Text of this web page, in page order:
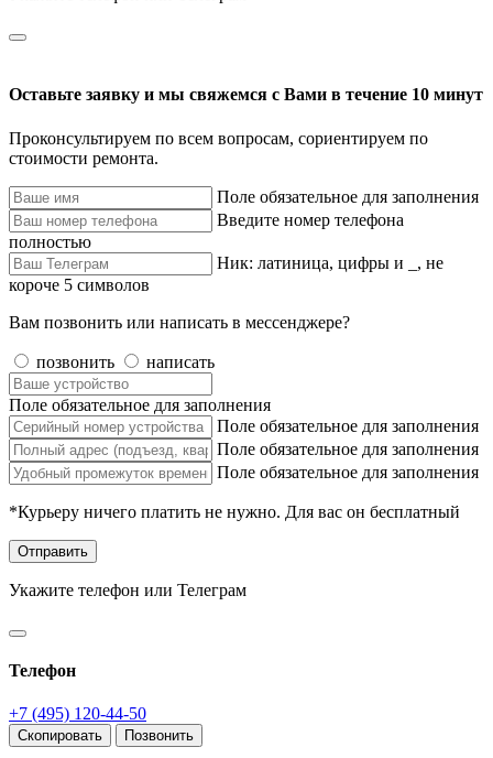
Оставьте заявку и мы свяжемся с Вами в течение 10 минут
Проконсультируем по всем вопросам, сориентируем по
стоимости ремонта.
Поле обязательное для заполнения
Введите номер телефона
полностью
Ник: латиница, цифры и _, не
короче 5 символов
Вам позвонить или написать в мессенджере?
позвонить написать
Поле обязательное для заполнения
Поле обязательное для заполнения
Поле обязательное для заполнения
Поле обязательное для заполнения
*Курьеру ничего платить не нужно. Для вас он бесплатный
Отправить
Укажите телефон или Телеграм
Телефон
+7 (495) 120-44-50
Скопировать Позвонить